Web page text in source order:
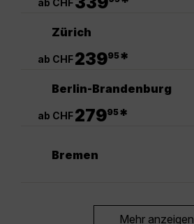
Zürich
ab CHF23995*
Berlin-Brandenburg
ab CHF27995*
Bremen
Mehr anzeigen